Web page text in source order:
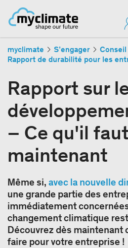
myclimate S’engager
Conseil
Rapport de durabilité pour les
Rapport sur
– Ce qu'il
maintenant
Même si, avec la nouvelle
une grande partie des
immédiatement
changement climatique
Découvrez dès maintenant
faire pour votre entreprise !